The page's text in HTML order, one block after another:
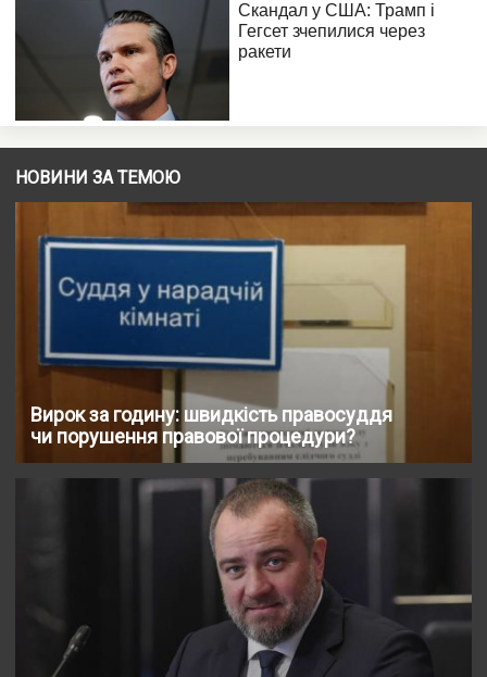
НОВИНИ ЗА ТЕМОЮ
Вирок за годину: швидкість правосуддя
чи порушення правової процедури?